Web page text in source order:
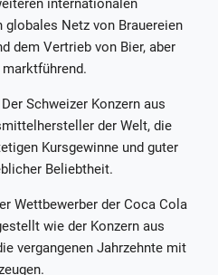
internationalen
Netz von Brauereien
dem Vertrieb von Bier, aber
Der Schweizer Konzern aus
der Welt, die
Kursgewinne und guter
Beliebtheit.
Wettbewerber der Coca Cola
wie der Konzern aus
vergangenen Jahrzehnte mit